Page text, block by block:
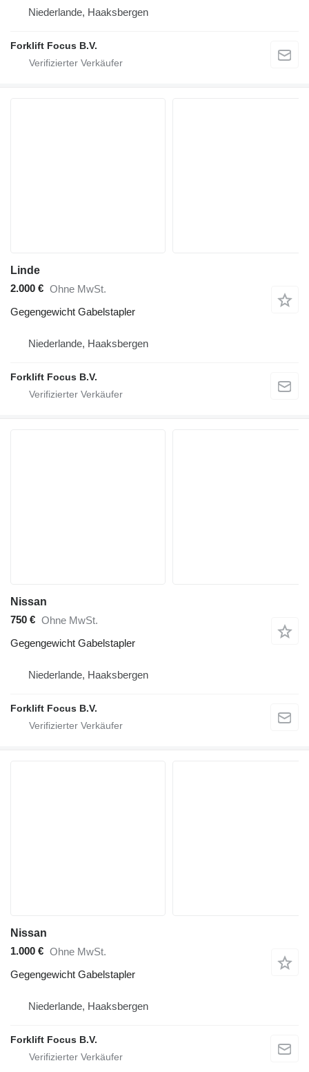
Niederlande, Haaksbergen
Forklift Focus B.V.
Linde
2.000 € Ohne MwSt.
Gegengewicht Gabelstapler
Niederlande, Haaksbergen
Forklift Focus B.V.
Nissan
750 € Ohne MwSt.
Gegengewicht Gabelstapler
Niederlande, Haaksbergen
Forklift Focus B.V.
Nissan
1.000 € Ohne MwSt.
Gegengewicht Gabelstapler
Niederlande, Haaksbergen
Forklift Focus B.V.